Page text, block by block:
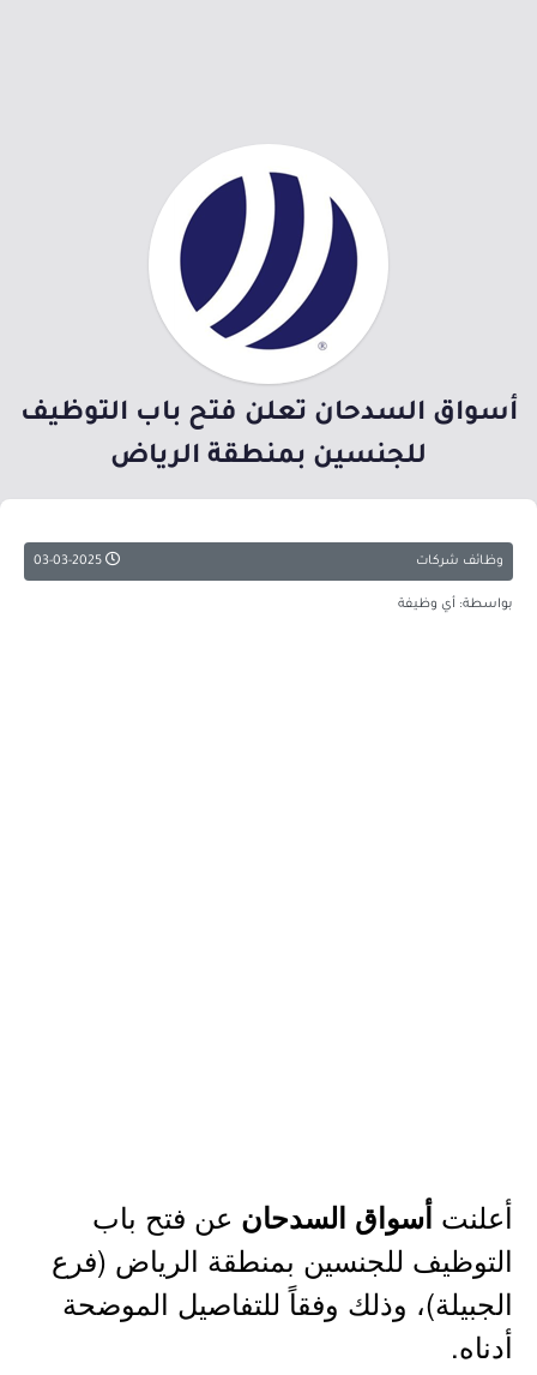
أسواق السدحان تعلن فتح باب التوظيف
للجنسين بمنطقة الرياض
وظائف شركات
بواسطة: أي وظيفة
أعلنت أسواق السدحان عن فتح باب
التوظيف للجنسين بمنطقة الرياض (فرع
الجبيلة)، وذلك وفقاً للتفاصيل الموضحة
أدناه.